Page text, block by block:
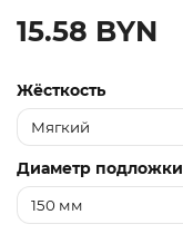
15.58 BYN
Жёсткость
Диаметр подложки